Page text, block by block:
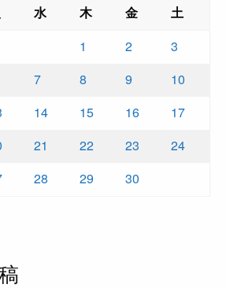
水 木 金
土
1
2
3
7 8 9
10
14 15 16
17
21 22 23
24
28 29 30